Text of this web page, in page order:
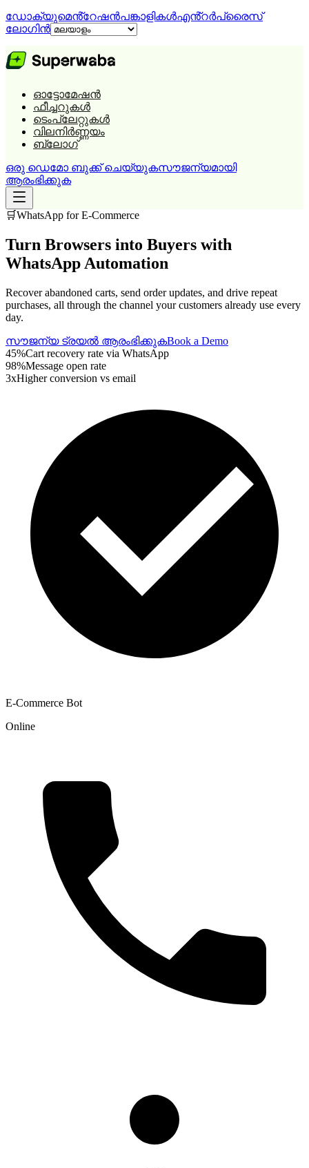
ഡോക്യുമെൻ്റേഷൻപങ്കാളികൾഎൻ്റർപ്രൈസ്
ലോഗിൻ
ഓട്ടോമേഷൻ
ഫീച്ചറുകൾ
ടെംപ്ലേറ്റുകൾ
വിലനിർണ്ണയം
ബ്ലോഗ്
ഒരു ഡെമോ ബുക്ക് ചെയ്യുകസൗജന്യമായി
ആരംഭിക്കുക
🛒WhatsApp forE-Commerce
Turn Browsers into Buyers with
WhatsApp Automation
Recover abandoned carts, send order updates, and drive repeat
purchases, all through the channel your customers already use every
day.
സൗജന്യ ട്രയൽ ആരംഭിക്കുകBook a Demo
45%Cart recovery rate via WhatsApp
98%Message open rate
3xHigher conversion vs email
E-Commerce Bot
Online